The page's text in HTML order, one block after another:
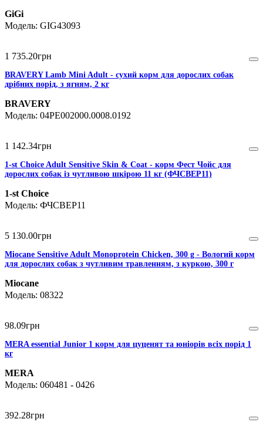
GiGi
GIG43093
1 735.20грн
BRAVERY Lamb Mini Adult - сухий корм для дорослих собак
дрібних порід, з ягням, 2 кг
BRAVERY
04PE002000.0008.0192
1 142.34грн
1-st Choice Adult Sensitive Skin & Coat - корм Фест Чойс для
дорослих собак із чутливою шкірою 11 кг (ФЧСВЕР11)
1-st Choice
ФЧСВЕР11
5 130.00грн
Miocane Sensitive Adult Monoprotein Chicken, 300 g - Вологий корм
для дорослих собак з чутливим травленням, з куркою, 300 г
Miocane
08322
98.09грн
MERA essential Junior 1 корм для цуценят та юніорів всіх порід 1
кг
MERA
060481 - 0426
392.28грн